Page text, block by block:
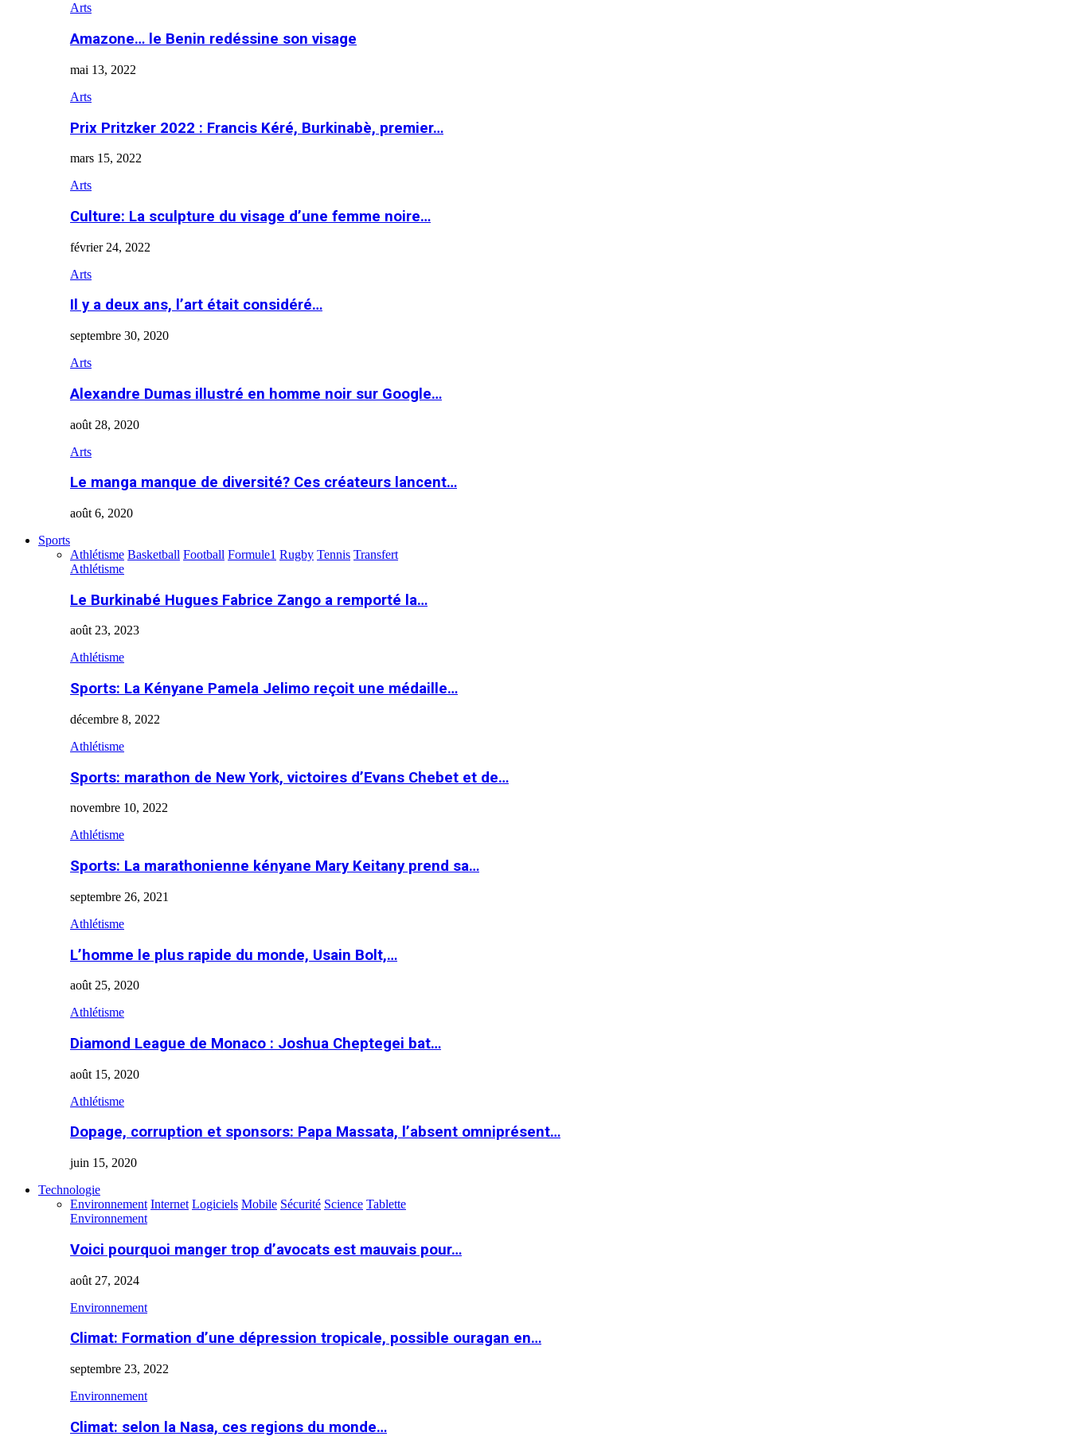
Arts
Amazone… le Benin redéssine son visage
mai 13, 2022
Arts
Prix Pritzker 2022 : Francis Kéré, Burkinabè, premier…
mars 15, 2022
Arts
Culture: La sculpture du visage d’une femme noire…
février 24, 2022
Arts
Il y a deux ans, l’art était considéré…
septembre 30, 2020
Arts
Alexandre Dumas illustré en homme noir sur Google…
août 28, 2020
Arts
Le manga manque de diversité? Ces créateurs lancent…
août 6, 2020
Sports
Athlétisme Basketball Football Formule1 Rugby Tennis Transfert
Athlétisme
Le Burkinabé Hugues Fabrice Zango a remporté la…
août 23, 2023
Athlétisme
Sports: La Kényane Pamela Jelimo reçoit une médaille…
décembre 8, 2022
Athlétisme
Sports: marathon de New York, victoires d’Evans Chebet et de…
novembre 10, 2022
Athlétisme
Sports: La marathonienne kényane Mary Keitany prend sa…
septembre 26, 2021
Athlétisme
L’homme le plus rapide du monde, Usain Bolt,…
août 25, 2020
Athlétisme
Diamond League de Monaco : Joshua Cheptegei bat…
août 15, 2020
Athlétisme
Dopage, corruption et sponsors: Papa Massata, l’absent omniprésent…
juin 15, 2020
Technologie
Environnement Internet Logiciels Mobile Sécurité Science Tablette
Environnement
Voici pourquoi manger trop d’avocats est mauvais pour…
août 27, 2024
Environnement
Climat: Formation d’une dépression tropicale, possible ouragan en…
septembre 23, 2022
Environnement
Climat: selon la Nasa, ces regions du monde…